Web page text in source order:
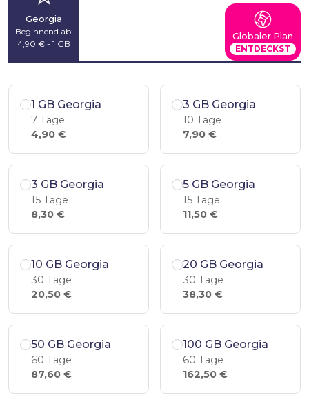
Georgia
Beginnend ab:
4,90 € - 1 GB
Globaler Plan
ENTDECKST
1 GB Georgia
7 Tage
4,90 €
3 GB Georgia
10 Tage
7,90 €
3 GB Georgia
15 Tage
8,30 €
5 GB Georgia
15 Tage
11,50 €
10 GB Georgia
30 Tage
20,50 €
20 GB Georgia
30 Tage
38,30 €
50 GB Georgia
60 Tage
87,60 €
100 GB Georgia
60 Tage
162,50 €